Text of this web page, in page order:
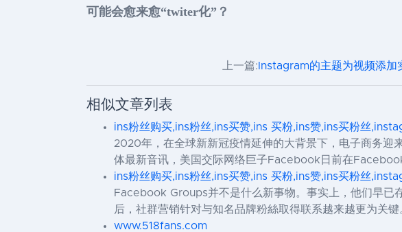
可能会愈来愈“twiter化”？
上一篇:Instagram的主题为视频添加
相似文章列表
ins粉丝购买,ins粉丝,ins买赞,ins 买粉,ins赞,ins买粉丝
2020年，在全球新新冠疫情延伸的大背景下，电子商务迎
体最新音讯，美国交际网络巨子Facebook日前在
ins粉丝购买,ins粉丝,ins买赞,ins 买粉,ins赞,ins买粉丝
Facebook Groups并不是什么新事物。事实上，他们早已
后，社群营销针对与知名品牌粉絲取得联系越来越更为关
www.518fans.com